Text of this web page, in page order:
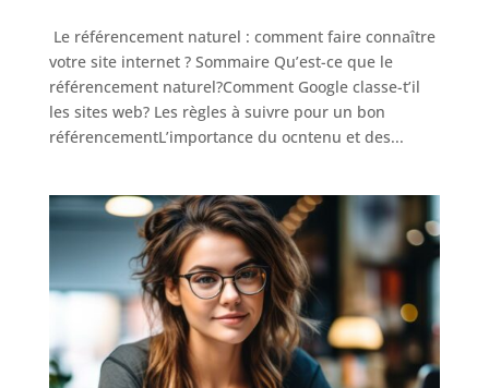
Le référencement naturel : comment faire connaître
votre site internet ? Sommaire Qu’est-ce que le
référencement naturel?Comment Google classe-t’il
les sites web? Les règles à suivre pour un bon
référencementL’importance du ocntenu et des...